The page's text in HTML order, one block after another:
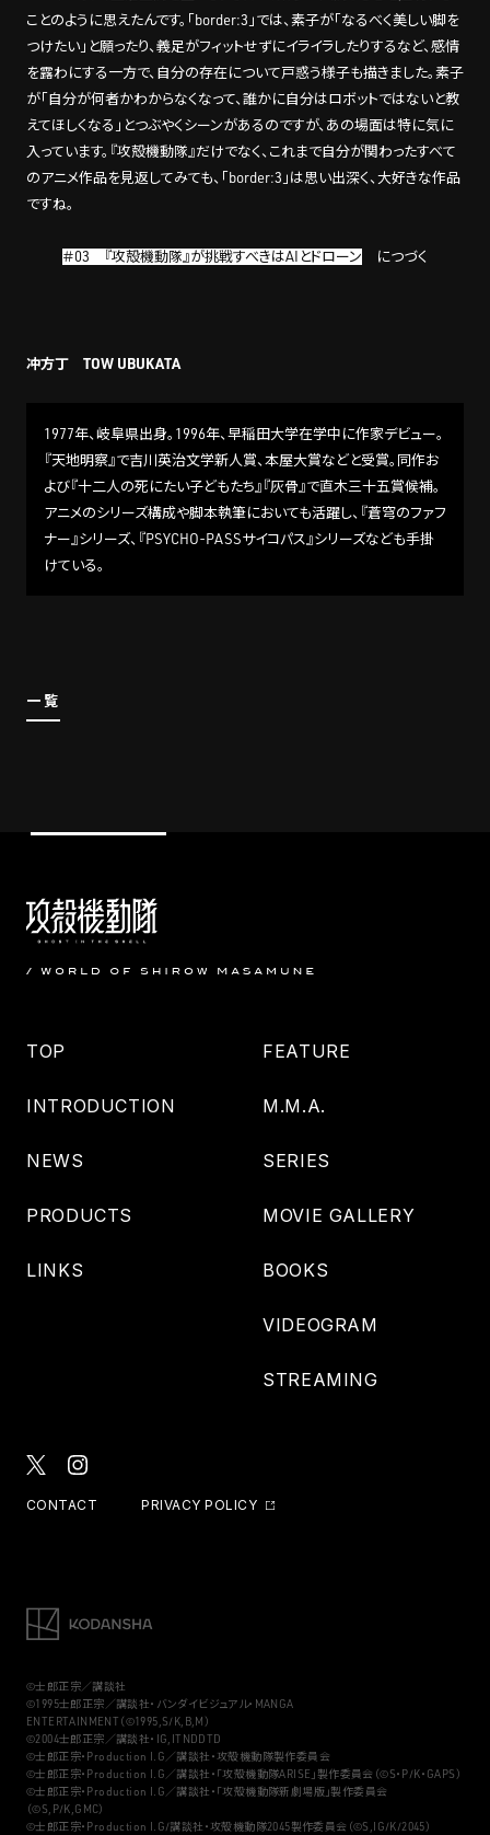
ことのように思えたんです。「border:3」では、素子が「なるべく美しい脚を
つけたい」と願ったり、義足がフィットせずにイライラしたりするなど、感情
を露わにする一方で、自分の存在について戸惑う様子も描きました。素子
が「自分が何者かわからなくなって、誰かに自分はロボットではないと教
えてほしくなる」とつぶやくシーンがあるのですが、あの場面は特に気に
入っています。『攻殻機動隊』だけでなく、これまで自分が関わったすべて
のアニメ作品を見返してみても、「border:3」は思い出深く、大好きな作品
ですね。
＃03 『攻殻機動隊』が挑戦すべきはAIとドローン につづく
冲方丁 TOW UBUKATA
1977年、岐阜県出身。1996年、早稲田大学在学中に作家デビュー。
『天地明察』で吉川英治文学新人賞、本屋大賞などと受賞。同作お
よび『十二人の死にたい子どもたち』『灰骨』で直木三十五賞候補。
アニメのシリーズ構成や脚本執筆においても活躍し、『蒼穹のファフ
ナー』シリーズ、『PSYCHO-PASSサイコパス』シリーズなども手掛
けている。
一覧
TOP
INTRODUCTION
NEWS
PRODUCTS
LINKS
FEATURE
M.M.A.
SERIES
MOVIE GALLERY
BOOKS
VIDEOGRAM
STREAMING
CONTACT PRIVACY POLICY
©士郎正宗／講談社
©1995士郎正宗／講談社・バンダイビジュアル・MANGA
ENTERTAINMENT（©1995,S/K,B,M）
©2004士郎正宗／講談社・IG,ITNDDTD
©士郎正宗・Production I.G／講談社・攻殻機動隊製作委員会
©士郎正宗・Production I.G／講談社・「攻殻機動隊ARISE」製作委員会（©S・P/K・GAPS）
©士郎正宗・Production I.G／講談社・「攻殻機動隊新劇場版」製作委員会
（©S,P/K,GMC）
©士郎正宗・Production I.G/講談社・攻殻機動隊2045製作委員会（©S,IG/K/2045）